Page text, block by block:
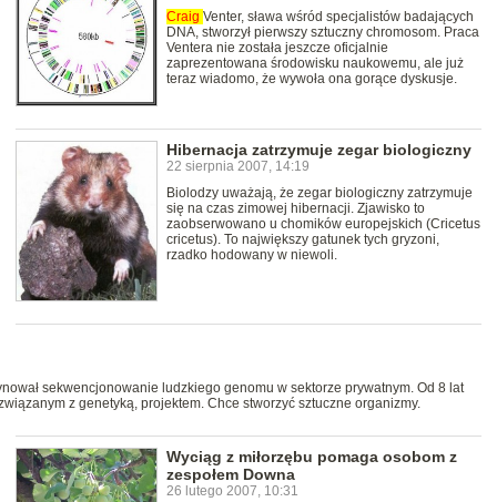
Craig Venter, sława wśród specjalistów badających
DNA, stworzył pierwszy sztuczny chromosom. Praca
Ventera nie została jeszcze oficjalnie
zaprezentowana środowisku naukowemu, ale już
teraz wiadomo, że wywoła ona gorące dyskusje.
Hibernacja zatrzymuje zegar biologiczny
22 sierpnia 2007, 14:19
Biolodzy uważają, że zegar biologiczny zatrzymuje
się na czas zimowej hibernacji. Zjawisko to
zaobserwowano u chomików europejskich (Cricetus
cricetus). To największy gatunek tych gryzoni,
rzadko hodowany w niewoli.
sekwencjonowanie ludzkiego genomu w sektorze prywatnym. Od 8 lat
z genetyką, projektem. Chce stworzyć sztuczne organizmy.
Wyciąg z miłorzębu pomaga osobom z
zespołem Downa
26 lutego 2007, 10:31